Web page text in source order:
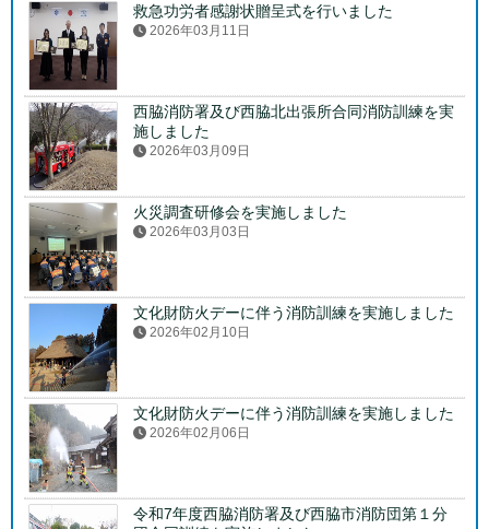
救急功労者感謝状贈呈式を行いました
2026年03月11日
西脇消防署及び西脇北出張所合同消防訓練を実
施しました
2026年03月09日
火災調査研修会を実施しました
2026年03月03日
文化財防火デーに伴う消防訓練を実施しました
2026年02月10日
文化財防火デーに伴う消防訓練を実施しました
2026年02月06日
令和7年度西脇消防署及び西脇市消防団第１分